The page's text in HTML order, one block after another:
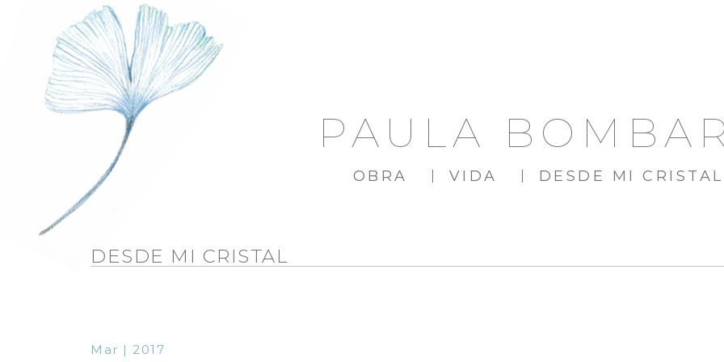
PAULA
OBRA VIDA DESDE MI CRISTAL
DESDE MI CRISTAL
Mar | 2017